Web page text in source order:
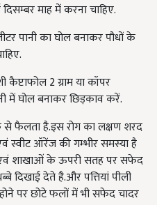
माह में करना चाहिए.
पानी का घोल बनाकर पौधों के
कैप्टाफोल2ग्राम या कॉपर
में घोल बनाकर छिड़काव करें.
फैलता है.इस रोग का लक्षण शरद
स्वीट ऑरेंज की गम्भीर समस्या है
एवं शाखाओं के ऊपरी सतह पर सफेद
दिखाई देते है.और पत्तियां पीली
पर छोटे फलों में भी सफेद चादर